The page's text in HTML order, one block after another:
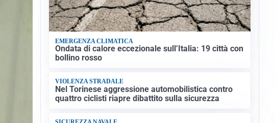
EMERGENZA CLIMATICA
Ondata di calore eccezionale sull’Italia: 19 città con
bollino rosso
VIOLENZA STRADALE
Nel Torinese aggressione automobilistica contro
quattro ciclisti riapre dibattito sulla sicurezza